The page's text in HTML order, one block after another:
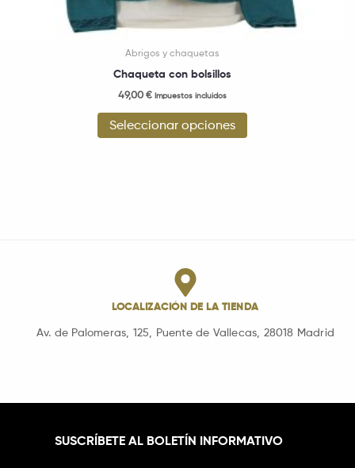
Abrigos y chaquetas
Chaqueta con bolsillos
49,00 € Impuestos incluidos
Seleccionar opciones
LOCALIZACIÓN DE LA TIENDA
Av. de Palomeras, 125, Puente de Vallecas, 28018 Madrid
SUSCRÍBETE AL BOLETÍN INFORMATIVO